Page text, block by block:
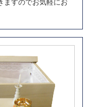
ますのでお気軽にお